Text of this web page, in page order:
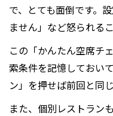
で、とても面倒です。
ません」など怒られる
この「かんたん空席チ
索条件を記憶しておい
ン」を押せば前回と同
また、個別レストラン